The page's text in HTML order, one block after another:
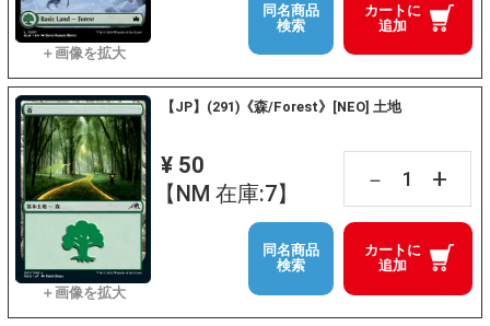
カートに
追加
同名商品
検索
【JP】(291)《森/Forest》[NEO] 土地
¥ 50
【NM 在庫:7】
－ +
カートに
追加
同名商品
検索